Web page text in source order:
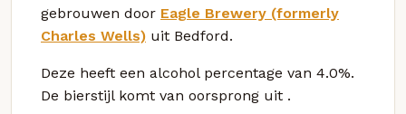
gebrouwen door Eagle Brewery (formerly
Charles Wells) uit Bedford.
Deze heeft een alcohol percentage van 4.0%.
De bierstijl komt van oorsprong uit .